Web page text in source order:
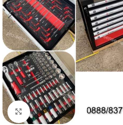
Click to enlarge